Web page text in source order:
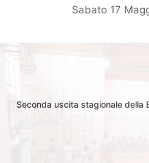
Sabato 17
Seconda uscita stagionale della